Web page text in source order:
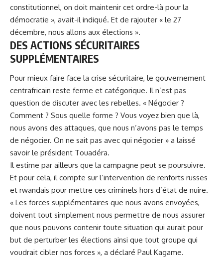
constitutionnel, on doit maintenir cet ordre-là pour la
démocratie », avait-il indiqué. Et de rajouter « le 27
décembre, nous allons aux élections ».
DES ACTIONS SÉCURITAIRES
SUPPLÉMENTAIRES
Pour mieux faire face la crise sécuritaire, le gouvernement
centrafricain reste ferme et catégorique. Il n’est pas
question de discuter avec les rebelles. « Négocier ?
Comment ? Sous quelle forme ? Vous voyez bien que là,
nous avons des attaques, que nous n’avons pas le temps
de négocier. On ne sait pas avec qui négocier » a laissé
savoir le président Touadéra.
Il estime par ailleurs que la campagne peut se poursuivre.
Et pour cela, il compte sur l’intervention de renforts russes
et rwandais pour mettre ces criminels hors d’état de nuire.
« Les forces supplémentaires que nous avons envoyées,
doivent tout simplement nous permettre de nous assurer
que nous pouvons contenir toute situation qui aurait pour
but de perturber les élections ainsi que tout groupe qui
voudrait cibler nos forces », a déclaré Paul Kagame.